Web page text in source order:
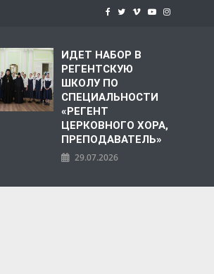
ИДЕТ НАБОР В
РЕГЕНТСКУЮ
ШКОЛУ ПО
СПЕЦИАЛЬНОСТИ
«РЕГЕНТ
ЦЕРКОВНОГО ХОРА,
ПРЕПОДАВАТЕЛЬ»
29.07.2026